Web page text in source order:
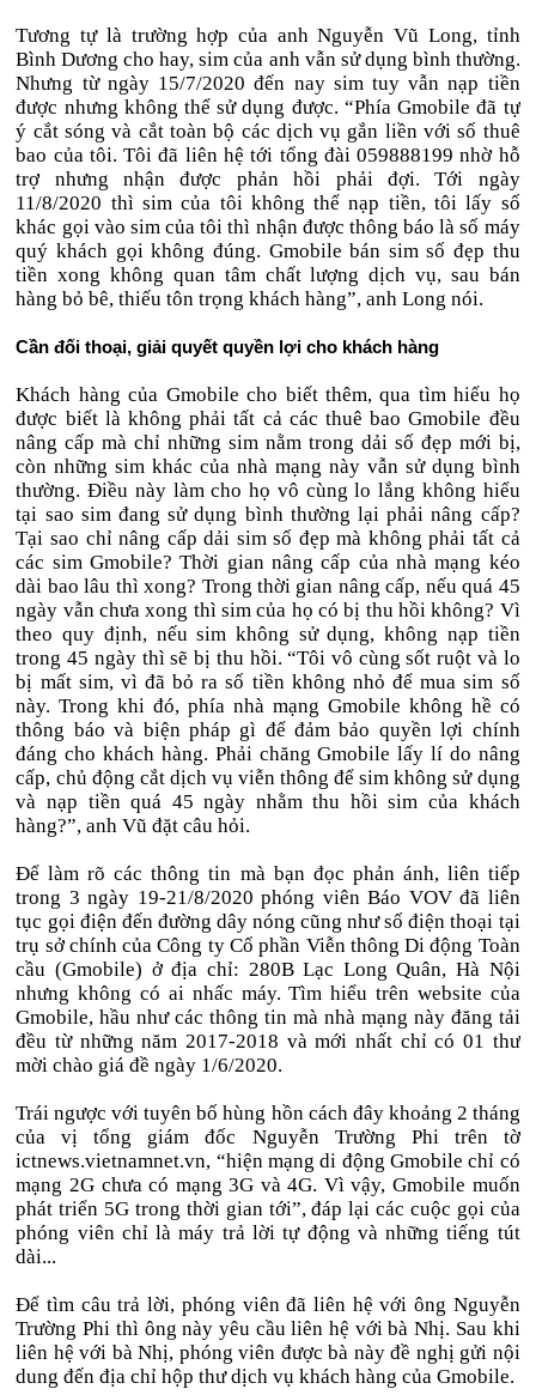
Tương tự là trường hợp của anh Nguyễn Vũ Long, tỉnh
Bình Dương cho hay, sim của anh vẫn sử dụng bình thường.
Nhưng từ ngày 15/7/2020 đến nay sim tuy vẫn nạp tiền
được nhưng không thể sử dụng được. “Phía Gmobile đã tự
ý cắt sóng và cắt toàn bộ các dịch vụ gắn liền với số thuê
bao của tôi. Tôi đã liên hệ tới tổng đài 059888199 nhờ hỗ
trợ nhưng nhận được phản hồi phải đợi. Tới ngày
11/8/2020 thì sim của tôi không thể nạp tiền, tôi lấy số
khác gọi vào sim của tôi thì nhận được thông báo là số máy
quý khách gọi không đúng. Gmobile bán sim số đẹp thu
tiền xong không quan tâm chất lượng dịch vụ, sau bán
hàng bỏ bê, thiếu tôn trọng khách hàng”, anh Long nói.
Cần đối thoại, giải quyết quyền lợi cho khách hàng
Khách hàng của Gmobile cho biết thêm, qua tìm hiểu họ
được biết là không phải tất cả các thuê bao Gmobile đều
nâng cấp mà chỉ những sim nằm trong dải số đẹp mới bị,
còn những sim khác của nhà mạng này vẫn sử dụng bình
thường. Điều này làm cho họ vô cùng lo lắng không hiểu
tại sao sim đang sử dụng bình thường lại phải nâng cấp?
Tại sao chỉ nâng cấp dải sim số đẹp mà không phải tất cả
các sim Gmobile? Thời gian nâng cấp của nhà mạng kéo
dài bao lâu thì xong? Trong thời gian nâng cấp, nếu quá 45
ngày vẫn chưa xong thì sim của họ có bị thu hồi không? Vì
theo quy định, nếu sim không sử dụng, không nạp tiền
trong 45 ngày thì sẽ bị thu hồi. “Tôi vô cùng sốt ruột và lo
bị mất sim, vì đã bỏ ra số tiền không nhỏ để mua sim số
này. Trong khi đó, phía nhà mạng Gmobile không hề có
thông báo và biện pháp gì để đảm bảo quyền lợi chính
đáng cho khách hàng. Phải chăng Gmobile lấy lí do nâng
cấp, chủ động cắt dịch vụ viễn thông để sim không sử dụng
và nạp tiền quá 45 ngày nhằm thu hồi sim của khách
hàng?”, anh Vũ đặt câu hỏi.
Để làm rõ các thông tin mà bạn đọc phản ánh, liên tiếp
trong 3 ngày 19-21/8/2020 phóng viên Báo VOV đã liên
tục gọi điện đến đường dây nóng cũng như số điện thoại tại
trụ sở chính của Công ty Cổ phần Viễn thông Di động Toàn
cầu (Gmobile) ở địa chỉ: 280B Lạc Long Quân, Hà Nội
nhưng không có ai nhấc máy. Tìm hiểu trên website của
Gmobile, hầu như các thông tin mà nhà mạng này đăng tải
đều từ những năm 2017-2018 và mới nhất chỉ có 01 thư
mời chào giá đề ngày 1/6/2020.
Trái ngược với tuyên bố hùng hồn cách đây khoảng 2 tháng
của vị tổng giám đốc Nguyễn Trường Phi trên tờ
ictnews.vietnamnet.vn, “hiện mạng di động Gmobile chỉ có
mạng 2G chưa có mạng 3G và 4G. Vì vậy, Gmobile muốn
phát triển 5G trong thời gian tới”, đáp lại các cuộc gọi của
phóng viên chỉ là máy trả lời tự động và những tiếng tút
dài...
Để tìm câu trả lời, phóng viên đã liên hệ với ông Nguyễn
Trường Phi thì ông này yêu cầu liên hệ với bà Nhị. Sau khi
liên hệ với bà Nhị, phóng viên được bà này đề nghị gửi nội
dung đến địa chỉ hộp thư dịch vụ khách hàng của Gmobile.